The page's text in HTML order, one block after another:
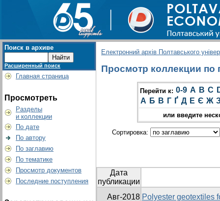
Поиск в архиве
Расширенный поиск
Главная страница
Просмотреть
Разделы
и коллекции
По дате
По автору
По заглавию
По тематике
Просмотр документов
Последние поступления
Електронний архів Полтавського
Просмотр коллекции по
Перейти к: 0-9 A B C
А Б В Г Ґ Д Е Є Ж
или введите
Сортировка:
Дата
публикации
Авг-2018 Polyester geotextiles